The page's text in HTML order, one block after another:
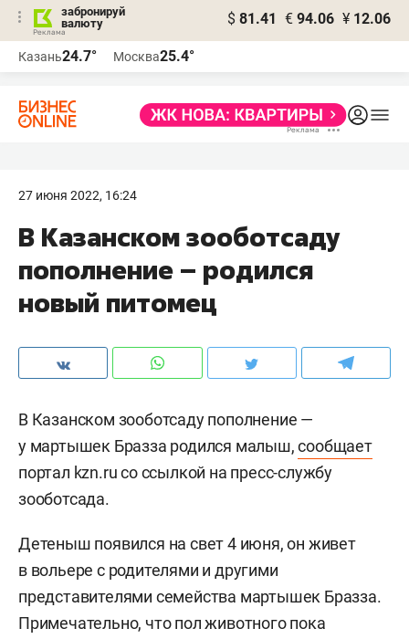
забронируй
валюту
$ 81.41 € 94.06 ¥ 12.06
Казань24.7° Москва25.4°
27 июня 2022, 16:24
В Казанском зооботсаду
пополнение – родился
новый питомец
В Казанском зооботсаду пополнение —
у мартышек Бразза родился малыш,сообщает
портал kzn.ru со ссылкой на пресс-службу
зооботсада.
Детеныш появился на свет 4 июня, он живет
в вольере с родителями и другими
представителями семейства мартышек Бразза.
Примечательно, что пол животного пока